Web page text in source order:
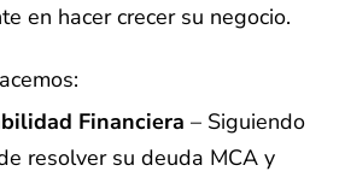
en hacer crecer su negocio.
Financiera – Siguiendo
resolver su deuda MCA y